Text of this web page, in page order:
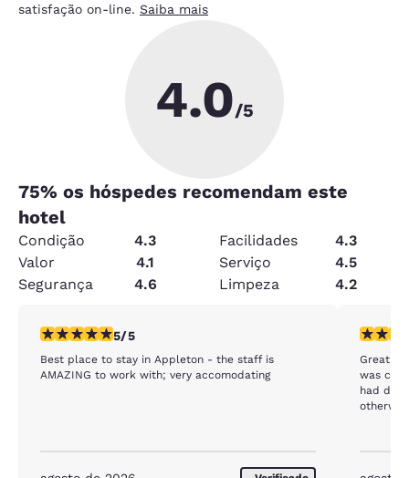
satisfação on-line. Saiba mais
4.0/5
75% os hóspedes recomendam este
hotel
Condição 4.3 Facilidades
4.3
Valor
4.1 Serviço
4.5
Segurança
4.6 Limpeza 4.2
classificação 5 estrelas. Excepcional. 1 avaliação
5/5
Best place to stay in Appleton - the staff is
AMAZING to work with; very accomodating
Great
was
had